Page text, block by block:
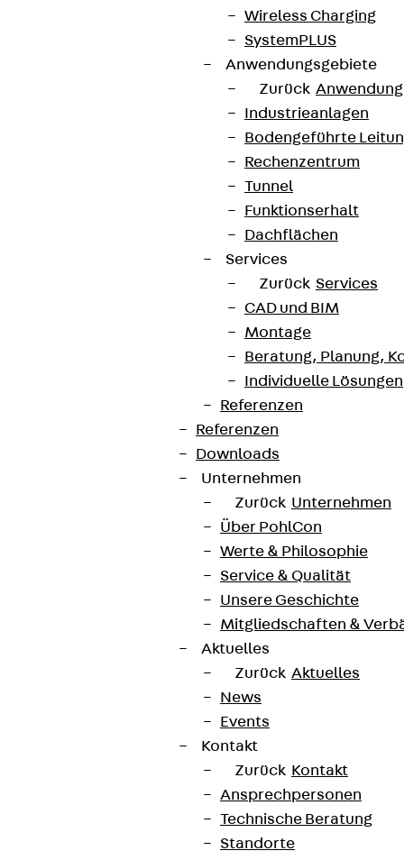
Wireless Charging
SystemPLUS
Anwendungsgebiete
Zurück
Industrieanlagen
Bodengeführte
Rechenzentrum
Tunnel
Funktionserhalt
Dachflächen
Services
Zurück Services
CAD und BIM
Montage
Beratung, Planung,
Individuelle Lösungen
Referenzen
Referenzen
Downloads
Unternehmen
Zurück Unternehmen
Über PohlCon
Werte & Philosophie
Service & Qualität
Unsere Geschichte
Mitgliedschaften &
Aktuelles
Zurück Aktuelles
News
Events
Kontakt
Zurück Kontakt
Ansprechpersonen
Technische Beratung
Standorte